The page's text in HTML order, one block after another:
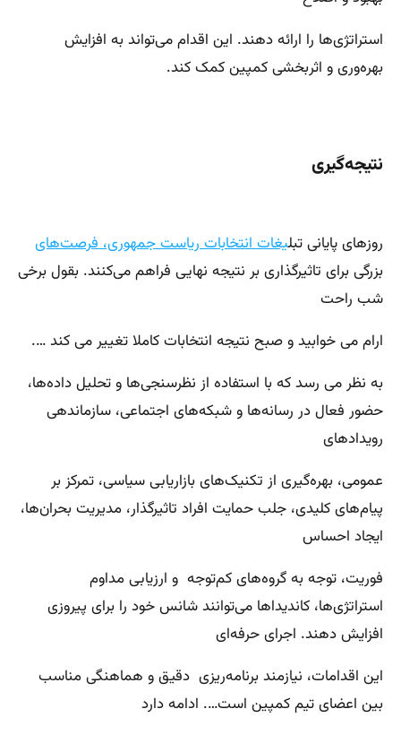
استراتژی‌ها را ارائه دهند. این اقدام می‌تواند به افزایش
بهره‌وری و اثربخشی کمپین کمک کند.
نتیجه‌گیری
روزهای پایانی تبلیغات انتخابات ریاست جمهوری، فرصت‌های
بزرگی برای تاثیرگذاری بر نتیجه نهایی فراهم می‌کنند. بقول برخی
شب راحت
ارام می خوابید و صبح نتیجه انتخابات کاملا تغییر می کند ….
به نظر می رسد که با استفاده از نظرسنجی‌ها و تحلیل داده‌ها،
حضور فعال در رسانه‌ها و شبکه‌های اجتماعی، سازماندهی
رویدادهای
عمومی، بهره‌گیری از تکنیک‌های بازاریابی سیاسی، تمرکز بر
پیام‌های کلیدی، جلب حمایت افراد تاثیرگذار، مدیریت بحران‌ها،
ایجاد احساس
فوریت، توجه به گروه‌های کم‌توجه و ارزیابی مداوم
استراتژی‌ها، کاندیداها می‌توانند شانس خود را برای پیروزی
افزایش دهند. اجرای حرفه‌ای
این اقدامات، نیازمند برنامه‌ریزی دقیق و هماهنگی مناسب
بین اعضای تیم کمپین است…. ادامه دارد